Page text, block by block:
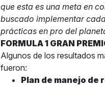
que esta es una meta en
buscado implementar
prácticas en pro del
FORMULA 1 GRAN
Algunos de los resultados
fueron:
Plan de manejo de